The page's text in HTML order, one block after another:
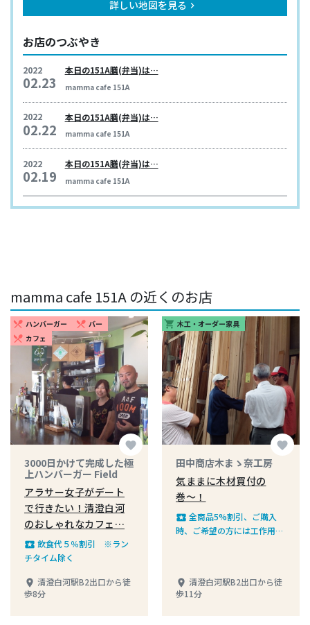
詳しい地図を見る keyboard_arrow_right
お店のつぶやき
2022
02.23
本日の151A膳(弁当)は…
mamma cafe 151A
2022
02.22
本日の151A膳(弁当)は…
mamma cafe 151A
2022
02.19
本日の151A膳(弁当)は…
mamma cafe 151A
mamma cafe 151A の近くのお店
restaurant_menu ハンバーガー restaurant_menu バー
restaurant_menu カフェ
favorite
3000日かけて完成した極
上ハンバーガー Field
アラサー女子がデート
で行きたい！清澄白河
のおしゃれなカフェ…
local_play 飲食代５％割引 ※ラン
チタイム除く
place 清澄白河駅B2出口から徒
歩8分
shopping_cart 木工・オーダー家具
favorite
田中商店木まゝ奈工房
気ままに木材買付の
巻〜！
local_play 全商品5%割引、ご購入
時、ご希望の方には工作用の
7871）
place 清澄白河駅B2出口から徒
歩11分